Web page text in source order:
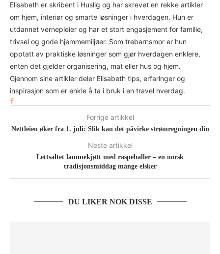
Elisabeth er skribent i Huslig og har skrevet en rekke artikler
om hjem, interiør og smarte løsninger i hverdagen. Hun er
utdannet vernepleier og har et stort engasjement for familie,
trivsel og gode hjemmemiljøer. Som trebarnsmor er hun
opptatt av praktiske løsninger som gjør hverdagen enklere,
enten det gjelder organisering, mat eller hus og hjem.
Gjennom sine artikler deler Elisabeth tips, erfaringer og
inspirasjon som er enkle å ta i bruk i en travel hverdag.
Forrige artikkel
Nettleien øker fra 1. juli: Slik kan det påvirke strømregningen din
Neste artikkel
Lettsaltet lammekjøtt med raspeballer – en norsk
tradisjonsmiddag mange elsker
DU LIKER NOK DISSE